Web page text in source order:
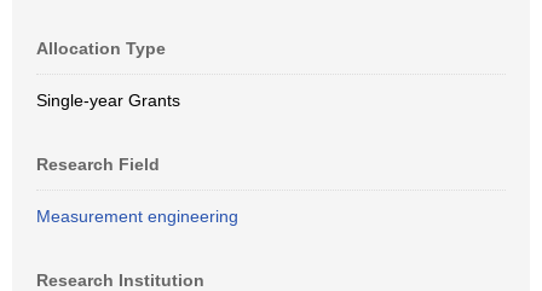
Allocation Type
Single-year Grants
Research Field
Measurement engineering
Research Institution